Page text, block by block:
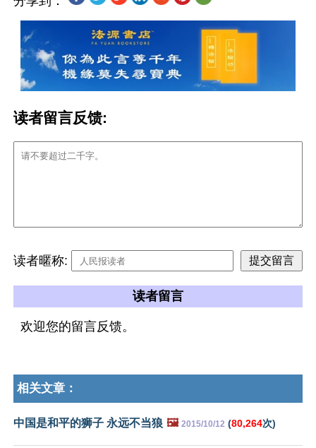
读者留言反馈:
读者暱称:
读者留言
欢迎您的留言反馈。
相关文章：
中国是和平的狮子 永远不当狼 🖼️ 2015/10/12 (80,264次)